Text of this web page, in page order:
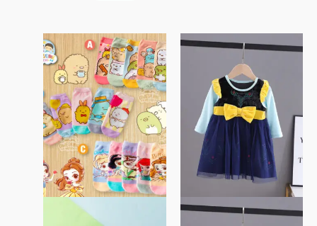
價
格
範
圍：
$45
到
$85
此
產
品
有
多
種
款
式。
可
在
種
式。
可
在
產